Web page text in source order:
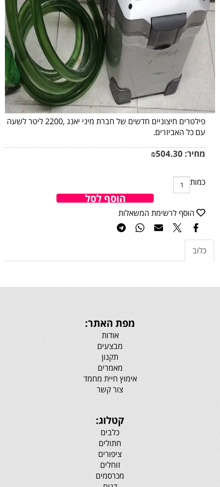
פילטרים חיצוניים חדשים של חברת מיני יאנג ,2200 ליטר לשעה
עם כל האביזרים.
מחיר: ₪504.30
כמות
הוסף לסל
הוסף לרשימת המשאלות
כלוב
מפת האתר:
אודות
מבצעים
תקנון
מאמרים
אימוץ חיית מחמד
צור קשר
קטלוג:
כלבים
חתולים
ציפורים
זוחלים
מכרסמים